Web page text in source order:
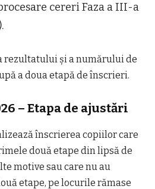
cereri Faza a III-a
rezultatului și a numărului de
a doua etapă de înscrieri.
– Etapa de ajustări
înscrierea copiilor care
două etape din lipsă de
motive sau care nu au
etape, pe locurile rămase